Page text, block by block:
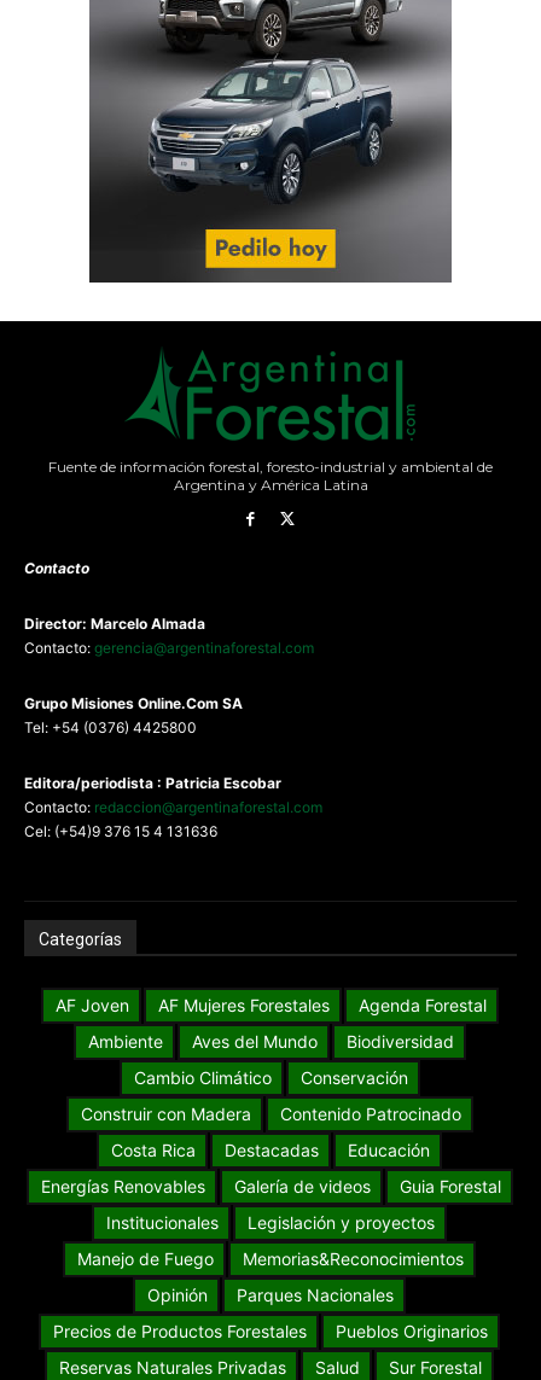
Fuente de información forestal, foresto-industrial y ambiental de
Argentina y América Latina
Contacto
Director: Marcelo Almada
Contacto: gerencia@argentinaforestal.com
Grupo Misiones Online.Com SA
Tel: +54 (0376) 4425800
Editora/periodista : Patricia Escobar
Contacto: redaccion@argentinaforestal.com
Cel: (+54)9 376 15 4 131636
Categorías
AF Joven AF Mujeres Forestales
Agenda Forestal
Ambiente
Aves del Mundo
Biodiversidad
Cambio Climático
Conservación
Construir con Madera
Contenido Patrocinado
Costa Rica
Destacadas
Educación
Energías Renovables
Galería de videos
Guia Forestal
Institucionales
Legislación y proyectos
Manejo de Fuego
Memorias&Reconocimientos
Opinión
Parques Nacionales
Precios de Productos Forestales
Pueblos Originarios
Reservas Naturales Privadas
Salud
Sur Forestal